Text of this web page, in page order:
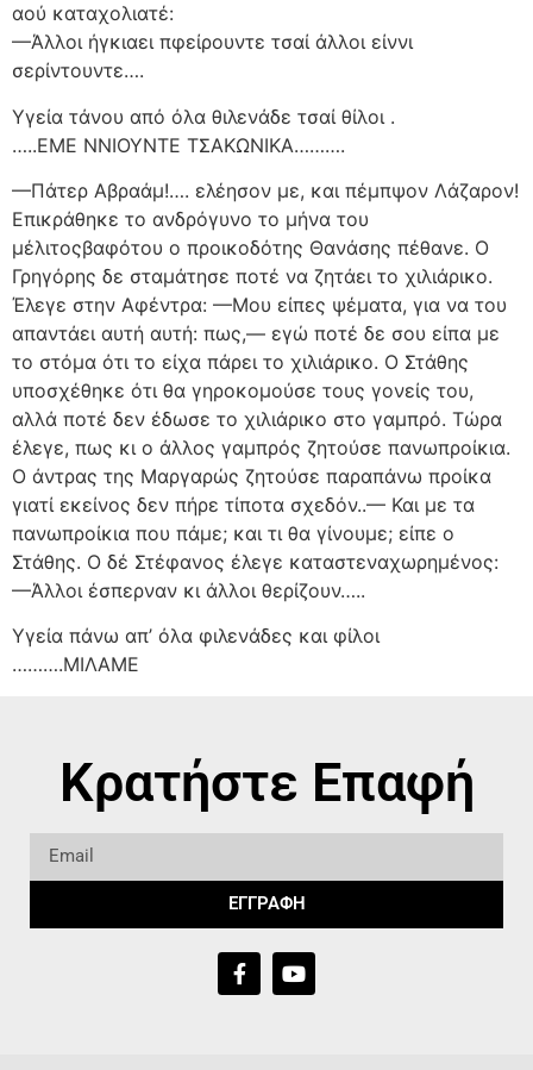
αού καταχολιατέ:
—Άλλοι ήγκιαει πφείρουντε τσαί άλλοι είννι
σερίντουντε….
Υγεία τάνου από όλα θιλενάδε τσαί θίλοι .
…..ΕΜΕ ΝΝΙΟΥΝΤΕ ΤΣΑΚΩΝΙΚΑ……….
—Πάτερ Αβραάμ!…. ελέησον με, και πέμπψον Λάζαρον!
Επικράθηκε το ανδρόγυνο το μήνα του
μέλιτοςβαφότου ο προικοδότης Θανάσης πέθανε. Ο
Γρηγόρης δε σταμάτησε ποτέ να ζητάει το χιλιάρικο.
Έλεγε στην Αφέντρα: —Μου είπες ψέματα, για να του
απαντάει αυτή αυτή: πως,— εγώ ποτέ δε σου είπα με
το στόμα ότι το είχα πάρει το χιλιάρικο. Ο Στάθης
υποσχέθηκε ότι θα γηροκομούσε τους γονείς του,
αλλά ποτέ δεν έδωσε το χιλιάρικο στο γαμπρό. Τώρα
έλεγε, πως κι ο άλλος γαμπρός ζητούσε πανωπροίκια.
Ο άντρας της Μαργαρώς ζητούσε παραπάνω προίκα
γιατί εκείνος δεν πήρε τίποτα σχεδόν..— Και με τα
πανωπροίκια που πάμε; και τι θα γίνουμε; είπε ο
Στάθης. Ο δέ Στέφανος έλεγε καταστεναχωρημένος:
—Άλλοι έσπερναν κι άλλοι θερίζουν…..
Υγεία πάνω απ’ όλα φιλενάδες και φίλοι
……….ΜΙΛΑΜΕ
Κρατήστε Επαφή
ΕΓΓΡΑΦΗ